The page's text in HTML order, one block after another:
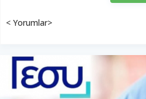
< Yorumlar>